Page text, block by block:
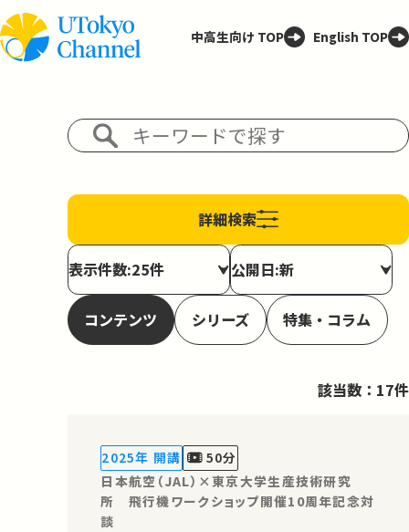
中高生向け TOP English TOP
詳細検索
表示件数:25件 公開日:新
コンテンツ シリーズ 特集・コラム
該当数：17件
2025年 開講
50分
日本航空（JAL）×東京大学生産技術研究
所 飛行機ワークショップ開催10周年記念対
談